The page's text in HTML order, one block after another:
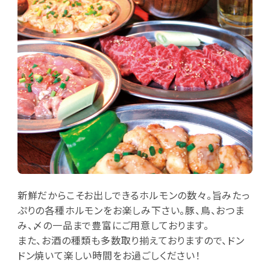
新鮮だからこそお出しできるホルモンの数々。旨みたっ
ぷりの各種ホルモンをお楽しみ下さい。豚、鳥、おつま
み、〆の一品まで豊富にご用意しております。
また、お酒の種類も多数取り揃えておりますので、ドン
ドン焼いて楽しい時間をお過ごしください！